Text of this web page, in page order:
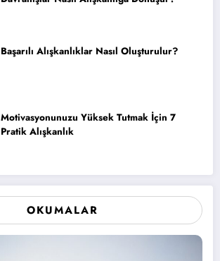
Başarılı Alışkanlıklar Nasıl Oluşturulur?
Motivasyonunuzu Yüksek Tutmak İçin 7
Pratik Alışkanlık
OKUMALAR